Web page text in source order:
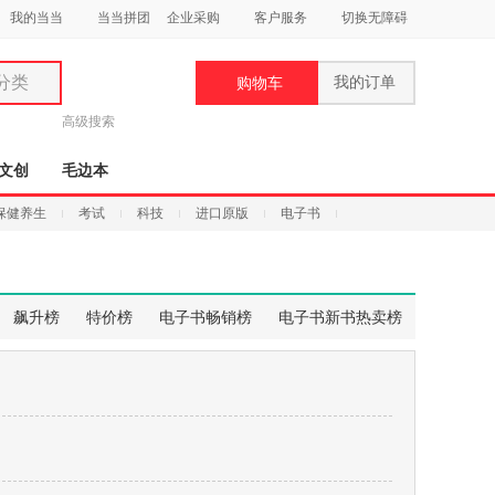
我的当当 当当拼团 企业采购 客户服务 切换无障碍
类
高级搜索
购物车 我的订单
创 毛边本
健养生 考试 科技 进口原版 电子书
飙升榜 特价榜 电子书畅销榜 电子书新书热卖榜